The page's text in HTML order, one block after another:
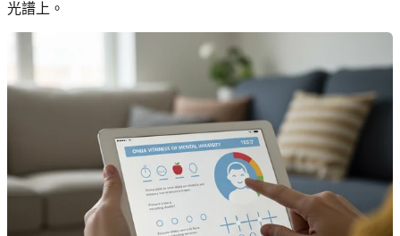
光譜上。